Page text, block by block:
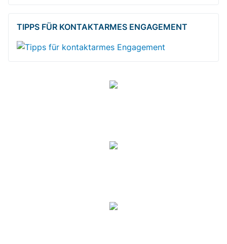
TIPPS FÜR KONTAKTARMES ENGAGEMENT